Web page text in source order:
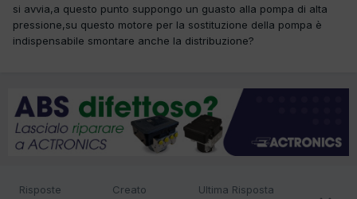
si avvia,a questo punto suppongo un guasto alla pompa di alta
pressione,su questo motore per la sostituzione della pompa è
indispensabile smontare anche la distribuzione?
Risposte Creato Ultima Risposta